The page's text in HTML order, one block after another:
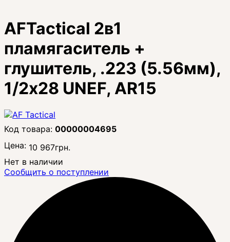
AFTactical 2в1
пламягаситель +
глушитель, .223 (5.56мм),
1/2x28 UNEF, AR15
00000004695
Цена: 10 967грн.
Нет в наличии
Сообщить о поступлении